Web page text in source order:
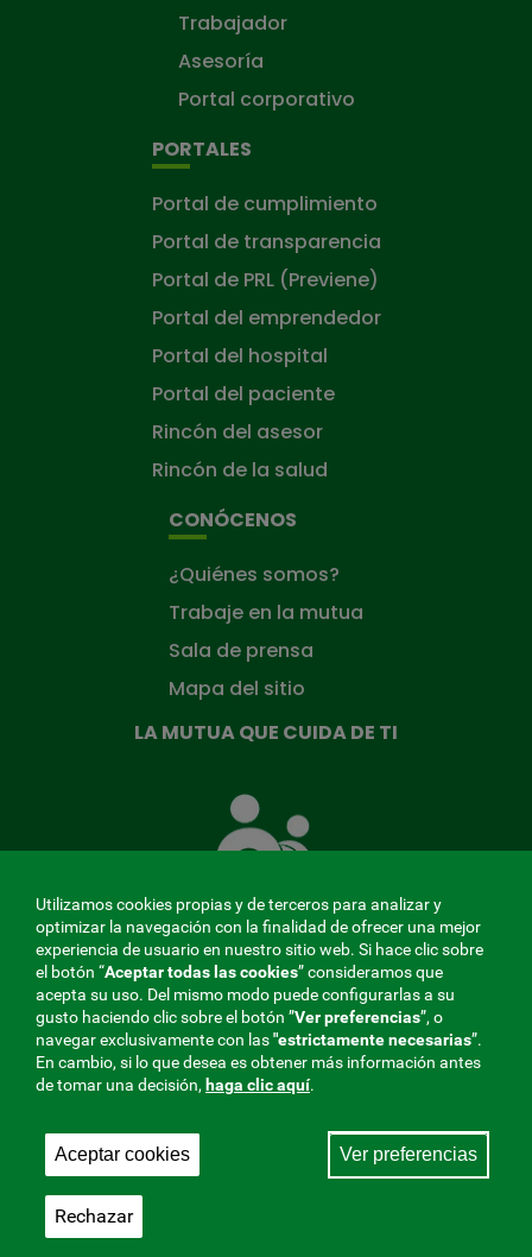
Trabajador
Asesoría
Portal corporativo
PORTALES
Portal de cumplimiento
Portal de transparencia
Portal de PRL (Previene)
Portal del emprendedor
Portal del hospital
Portal del paciente
Rincón del asesor
Rincón de la salud
CONÓCENOS
¿Quiénes somos?
Trabaje en la mutua
Sala de prensa
Mapa del sitio
LA MUTUA QUE CUIDA DE TI
Mutua
que
ti
MENÚ
REDES
SOCIALES
V20
Aviso legal|Privacidad
Mutua Colaboradora con la Seguridad Social, 275.
Utilizamos cookies propias y de terceros para analizar y
optimizar la navegación con la finalidad de ofrecer una mejor
experiencia de usuario en nuestro sitio web. Si hace clic sobre
el botón “Aceptar todas las cookies” consideramos que
acepta su uso. Del mismo modo puede configurarlas a su
gusto haciendo clic sobre el botón ”Ver preferencias”, o
navegar exclusivamente con las"estrictamentenecesarias”.
En cambio, si lo que desea es obtener más información antes
de tomar una decisión, haga clic aquí.
Aceptar cookies Ver preferencias
Rechazar